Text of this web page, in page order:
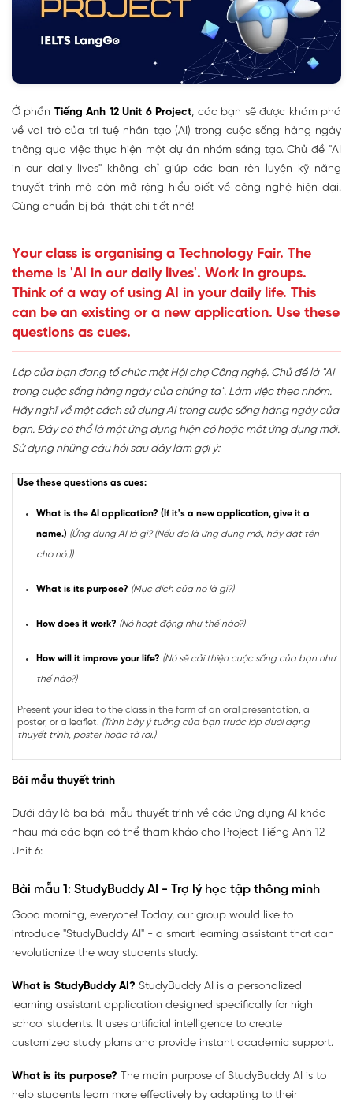
Ở phần Tiếng Anh 12 Unit 6 Project, các bạn sẽ được khám phá
về vai trò của trí tuệ nhân tạo (AI) trong cuộc sống hàng ngày
thông qua việc thực hiện một dự án nhóm sáng tạo. Chủ đề "AI
in our daily lives" không chỉ giúp các bạn rèn luyện kỹ năng
thuyết trình mà còn mở rộng hiểu biết về công nghệ hiện đại.
Cùng chuẩn bị bài thật chi tiết nhé!
Your class is organising a Technology Fair. The
theme is 'AI in our daily lives'. Work in groups.
Think of a way of using AI in your daily life. This
can be an existing or a new application. Use these
questions as cues.
Lớp của bạn đang tổ chức một Hội chợ Công nghệ. Chủ đề là "AI
trong cuộc sống hàng ngày của chúng ta". Làm việc theo nhóm.
Hãy nghĩ về một cách sử dụng AI trong cuộc sống hàng ngày của
bạn. Đây có thể là một ứng dụng hiện có hoặc một ứng dụng mới.
Sử dụng những câu hỏi sau đây làm gợi ý:
Use these questions as cues:
What is the AI application? (If it's a new application, give it a
name.) (Ứng dụng AI là gì? (Nếu đó là ứng dụng mới, hãy đặt tên
cho nó.))
What is its purpose? (Mục đích của nó là gì?)
How does it work? (Nó hoạt động như thế nào?)
How will it improve your life? (Nó sẽ cải thiện cuộc sống của bạn như
thế nào?)
Present your idea to the class in the form of an oral presentation, a
poster, or a leaflet. (Trình bày ý tưởng của bạn trước lớp dưới dạng
thuyết trình, poster hoặc tờ rơi.)
Bài mẫu thuyết trình
Dưới đây là ba bài mẫu thuyết trình về các ứng dụng AI khác
nhau mà các bạn có thể tham khảo cho Project Tiếng Anh 12
Unit 6:
Bài mẫu 1: StudyBuddy AI - Trợ lý học tập thông minh
Good morning, everyone! Today, our group would like to
introduce "StudyBuddy AI" - a smart learning assistant that can
revolutionize the way students study.
What is StudyBuddy AI? StudyBuddy AI is a personalized
learning assistant application designed specifically for high
school students. It uses artificial intelligence to create
customized study plans and provide instant academic support.
What is its purpose? The main purpose of StudyBuddy AI is to
help students learn more effectively by adapting to their